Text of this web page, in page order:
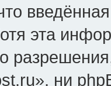
эта
ни